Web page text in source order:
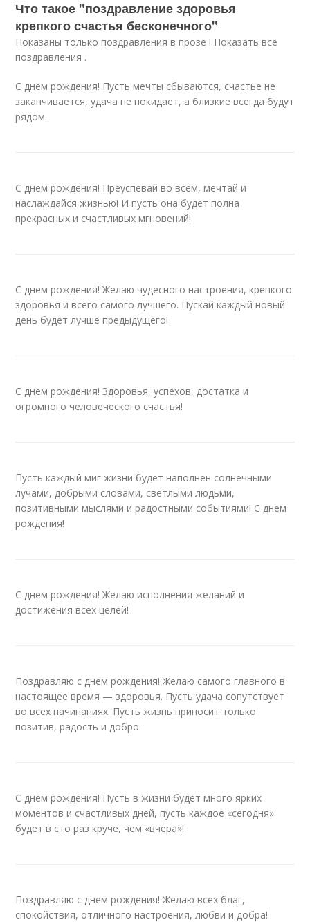
Что такое "поздравление здоровья
крепкого счастья бесконечного"
Показаны только поздравления в прозе ! Показать все
поздравления .
С днем рождения! Пусть мечты сбываются, счастье не
заканчивается, удача не покидает, а близкие всегда будут
рядом.
С днем рождения! Преуспевай во всём, мечтай и
наслаждайся жизнью! И пусть она будет полна
прекрасных и счастливых мгновений!
С днем рождения! Желаю чудесного настроения, крепкого
здоровья и всего самого лучшего. Пускай каждый новый
день будет лучше предыдущего!
С днем рождения! Здоровья, успехов, достатка и
огромного человеческого счастья!
Пусть каждый миг жизни будет наполнен солнечными
лучами, добрыми словами, светлыми людьми,
позитивными мыслями и радостными событиями! С днем
рождения!
С днем рождения! Желаю исполнения желаний и
достижения всех целей!
Поздравляю с днем рождения! Желаю самого главного в
настоящее время — здоровья. Пусть удача сопутствует
во всех начинаниях. Пусть жизнь приносит только
позитив, радость и добро.
С днем рождения! Пусть в жизни будет много ярких
моментов и счастливых дней, пусть каждое «сегодня»
будет в сто раз круче, чем «вчера»!
Поздравляю с днем рождения! Желаю всех благ,
спокойствия, отличного настроения, любви и добра!